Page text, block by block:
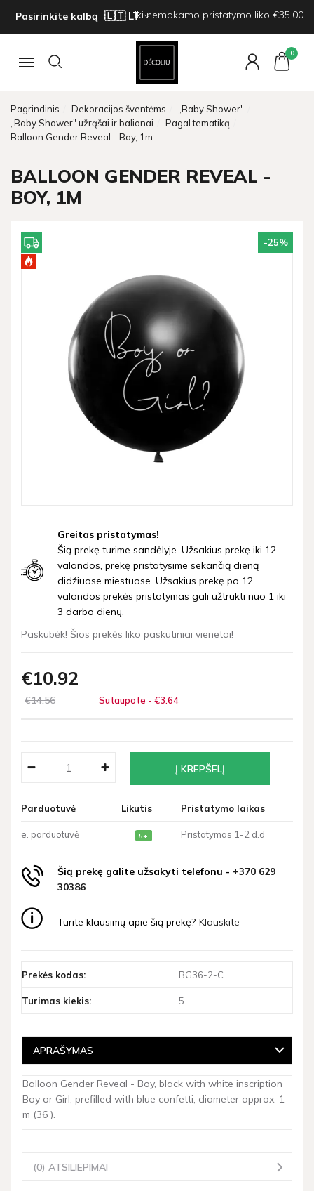
Pasirinkite kalbą Iki nemokamo pristatymo liko €35.00
Navigacija
0
Pagrindinis Dekoracijos šventėms
„Baby Shower"
„Baby Shower" užrąšai ir balionai
Pagal tematiką
Balloon Gender Reveal - Boy, 1m
BALLOON GENDER REVEAL -
BOY, 1M
-25%
Greitas pristatymas!
Šią prekę turime sandėlyje. Užsakius prekę iki 12
valandos, prekę pristatysime sekančią dieną
didžiuose miestuose. Užsakius prekę po 12
valandos prekės pristatymas gali užtrukti nuo 1 iki
3 darbo dienų.
Paskubėk! Šios prekės liko paskutiniai vienetai!
€10 92
€1456 Sutaupote - €3 64
Parduotuvė Likutis Pristatymo laikas
e. parduotuvė 5+ Pristatymas 1-2 d.d
Šią prekę galite užsakyti telefonu - +370 629
30386
Turite klausimų apie šią prekę? Klauskite
Prekės kodas: BG36-2-C
Turimas kiekis: 5
APRAŠYMAS
Balloon Gender Reveal - Boy, black with white inscription
Boy or Girl, prefilled with blue confetti, diameter approx. 1
m (36 ).
(0) ATSILIEPIMAI